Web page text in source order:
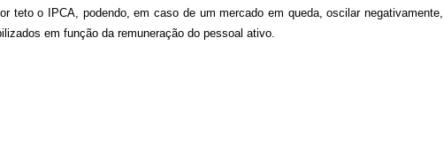
teto o IPCA, podendo, em caso de um mercado em queda, oscilar negativamente,
em função da remuneração do pessoal ativo.